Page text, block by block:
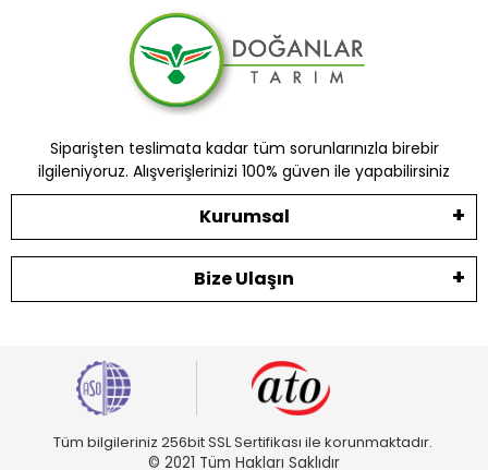
Siparişten teslimata kadar tüm sorunlarınızla birebir
ilgileniyoruz. Alışverişlerinizi 100% güven ile yapabilirsiniz
Kurumsal
Bize Ulaşın
Tüm bilgileriniz 256bit SSL Sertifikası ile korunmaktadır.
© 2021 Tüm Hakları Saklıdır